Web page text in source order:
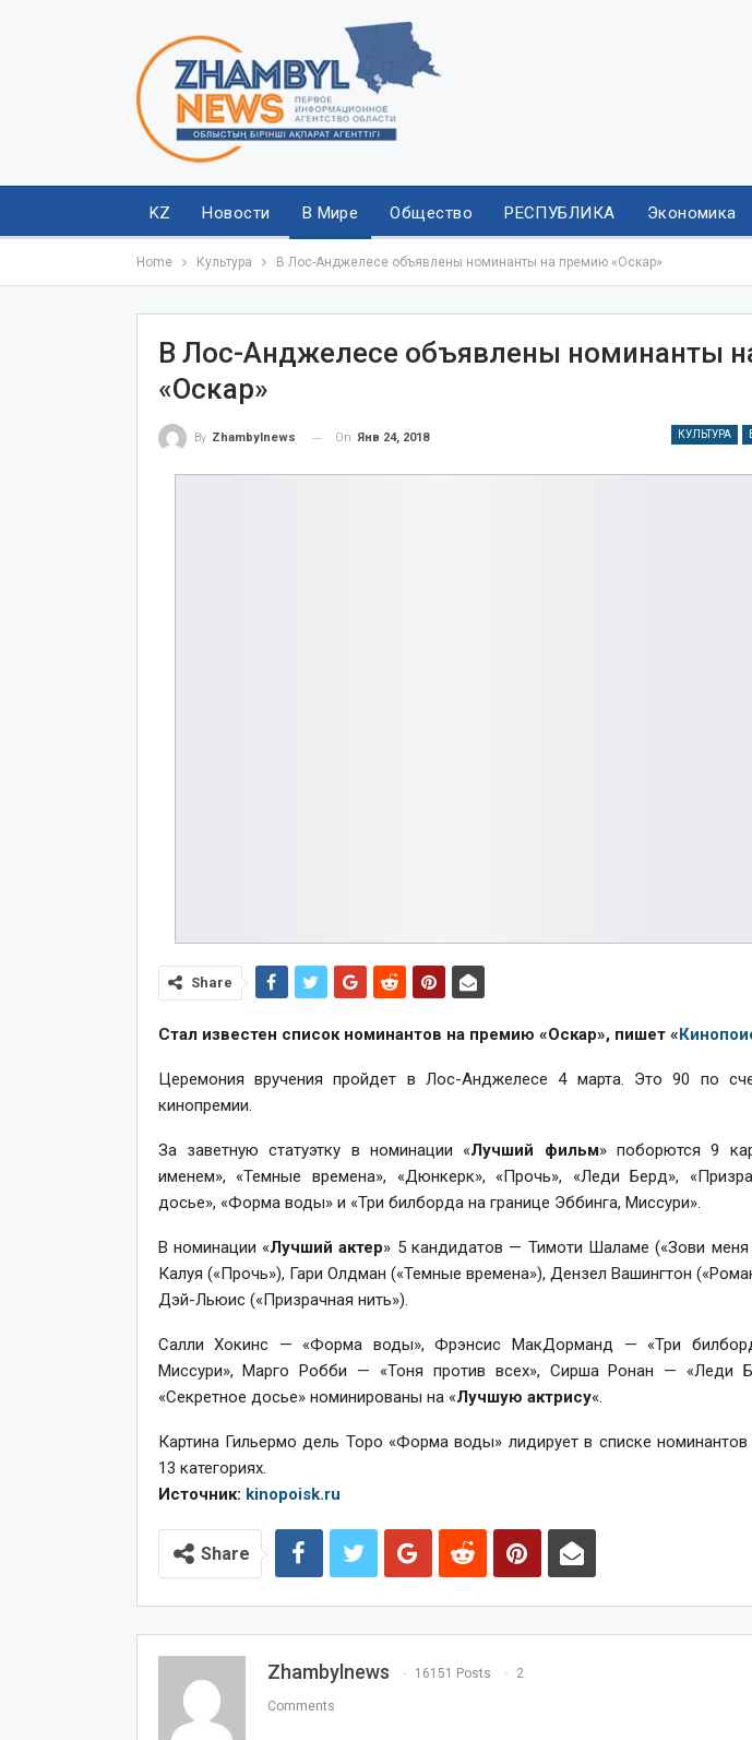
KZ Новости В Мире Общество РЕСПУБЛИКА Экономика
Home Культура В Лос-Анджелесе объявлены номинанты на премию «Оскар»‍
В Лос-Анджелесе объявлены номинанты
«Оскар»‍
КУЛЬТУРА
By Zhambylnews On Янв 24, 2018
Share
Стал известен список номинантов на премию «Оскар», пишет «
Церемония вручения пройдет в Лос-Анджелесе 4 марта. Это 90 по
кинопремии.
За заветную статуэтку в номинации «Лучший фильм» поборются 9
именем», «Темные времена», «Дюнкерк», «Прочь», «Леди Берд»,
досье», «Форма воды» и «Три билборда на границе Эббинга, Миссури».
В номинации «Лучший актер» 5 кандидатов — Тимоти Шаламе («Зови
Калуя («Прочь»), Гари Олдман («Темные времена»), Дензел Вашингтон
Дэй-Льюис («Призрачная нить»).
Салли Хокинс — «Форма воды», Фрэнсис МакДорманд — «Три
Миссури», Марго Робби — «Тоня против всех», Сирша Ронан — «Леди
«Секретное досье» номинированы на «Лучшую актрису«.
Картина Гильермо дель Торо «Форма воды» лидирует в списке
13 категориях.
Источник: kinopoisk.ru
Share
Zhambylnews 16151 Posts 2
Comments